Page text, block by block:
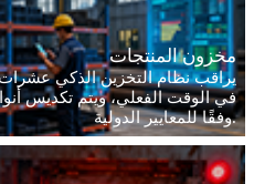
مخزون المنتجات
يراقب نظام التخزين الذكي
في الوقت الفعلي، ويتم تكديس
وفقًا للمعايير الدولية.